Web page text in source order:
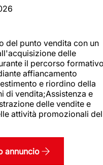
del punto vendita con un
delle
il percorso
affiancamento
e riordino della
di vendita;Assistenza e
delle vendite e
attività promozionali del
annuncio